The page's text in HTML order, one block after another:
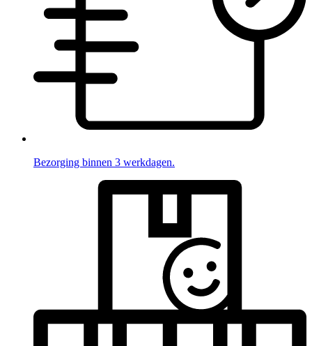
Bezorging binnen 3 werkdagen.